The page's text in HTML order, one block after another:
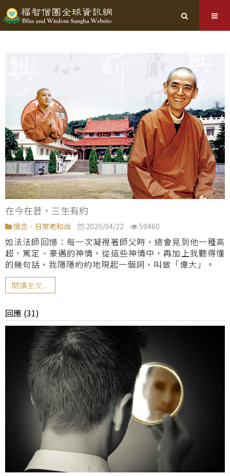
在今在昔，三生有約
憶念．日常老和尚 2020/04/22 59460
如法法師回憶：每一次凝視著師父時，總會見到他一種高
超、篤定、豪邁的神情，從這些神情中，再加上我聽得懂
的幾句話，我隱隱約約地現起一個詞，叫做「偉大」。
閱讀全文...
回應 (31)